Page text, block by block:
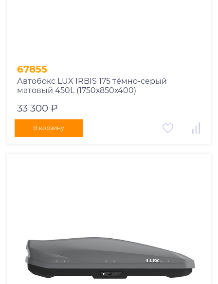
67855
Автобокс LUX IRBIS 175 тёмно-серый
матовый 450L (1750х850х400)
33 300 ₽
В корзину